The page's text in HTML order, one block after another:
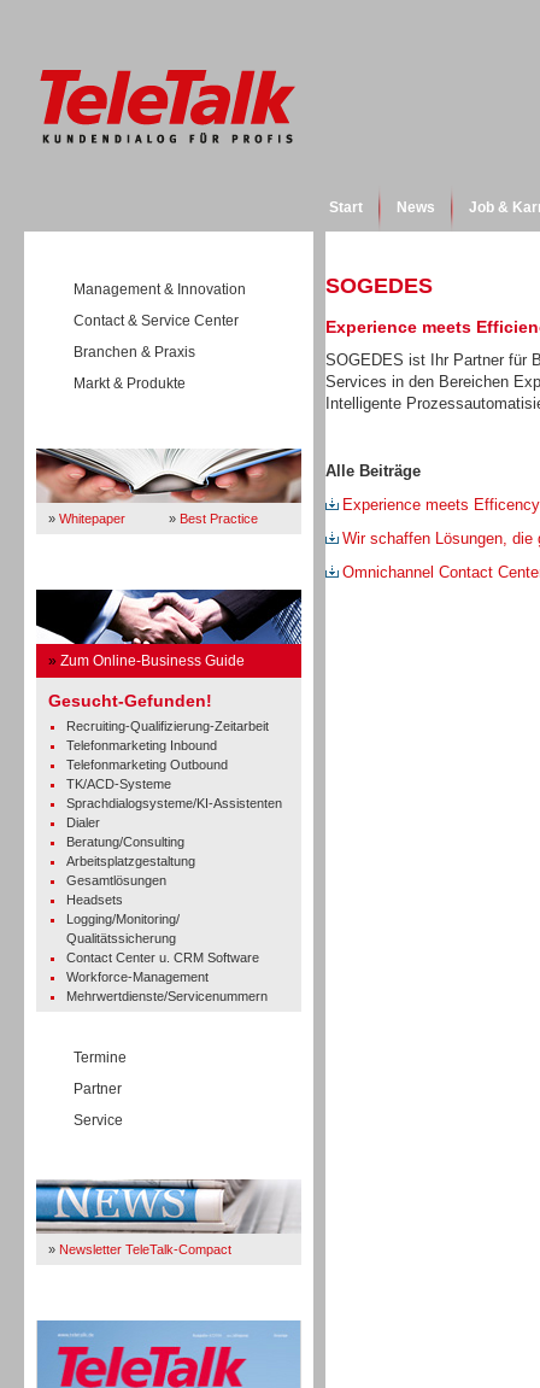
Start News Job &
Management & Innovation
Contact & Service Center
Branchen & Praxis
Markt & Produkte
» Whitepaper » Best Practice
» Zum Online-Business Guide
Gesucht-Gefunden!
Recruiting-Qualifizierung-Zeitarbeit
Telefonmarketing Inbound
Telefonmarketing Outbound
TK/ACD-Systeme
Sprachdialogsysteme/KI-Assistenten
Dialer
Beratung/Consulting
Arbeitsplatzgestaltung
Gesamtlösungen
Headsets
Logging/Monitoring/
Qualitätssicherung
Contact Center u. CRM Software
Workforce-Management
Mehrwertdienste/Servicenummern
Termine
Partner
Service
» Newsletter TeleTalk-Compact
SOGEDES
Experience meets
SOGEDES ist Ihr Partner für
Services in den Bereichen
Intelligente
Alle Beiträge
Experience meets Efficency
Wir schaffen Lösungen, die
Omnichannel Contact